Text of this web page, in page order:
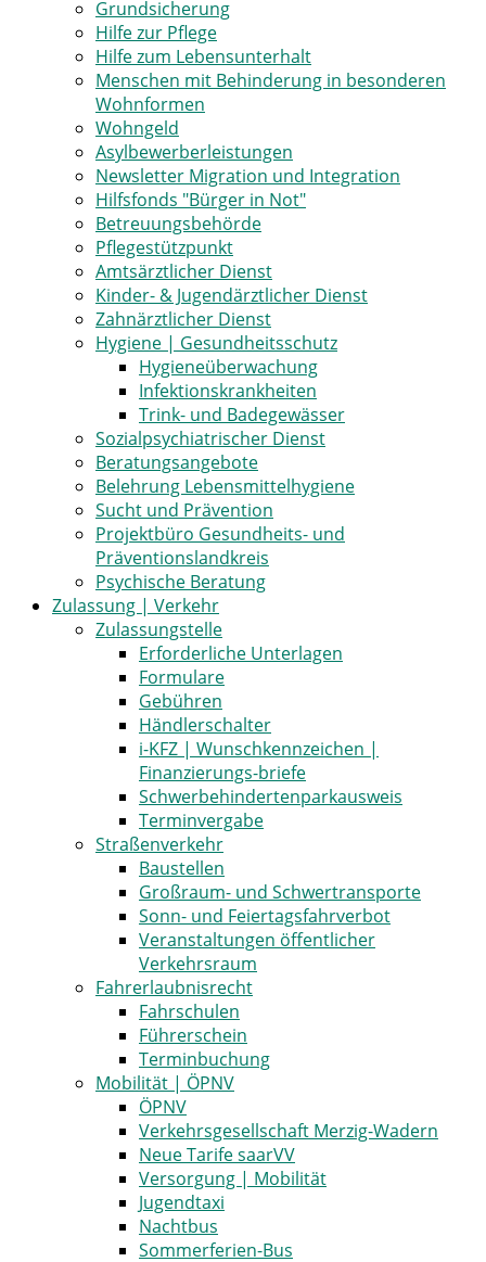
Grundsicherung
Hilfe zur Pflege
Hilfe zum Lebensunterhalt
Menschen mit Behinderung in besonderen
Wohnformen
Wohngeld
Asylbewerberleistungen
Newsletter Migration und Integration
Hilfsfonds "Bürger in Not"
Betreuungsbehörde
Pflegestützpunkt
Amtsärztlicher Dienst
Kinder- & Jugendärztlicher Dienst
Zahnärztlicher Dienst
Hygiene | Gesundheitsschutz
Hygieneüberwachung
Infektionskrankheiten
Trink- und Badegewässer
Sozialpsychiatrischer Dienst
Beratungsangebote
Belehrung Lebensmittelhygiene
Sucht und Prävention
Projektbüro Gesundheits- und
Präventionslandkreis
Psychische Beratung
Zulassung | Verkehr
Zulassungstelle
Erforderliche Unterlagen
Formulare
Gebühren
Händlerschalter
i-KFZ | Wunschkennzeichen |
Finanzierungs-briefe
Schwerbehindertenparkausweis
Terminvergabe
Straßenverkehr
Baustellen
Großraum- und Schwertransporte
Sonn- und Feiertagsfahrverbot
Veranstaltungen öffentlicher
Verkehrsraum
Fahrerlaubnisrecht
Fahrschulen
Führerschein
Terminbuchung
Mobilität | ÖPNV
ÖPNV
Verkehrsgesellschaft Merzig-Wadern
Neue Tarife saarVV
Versorgung | Mobilität
Jugendtaxi
Nachtbus
Sommerferien-Bus